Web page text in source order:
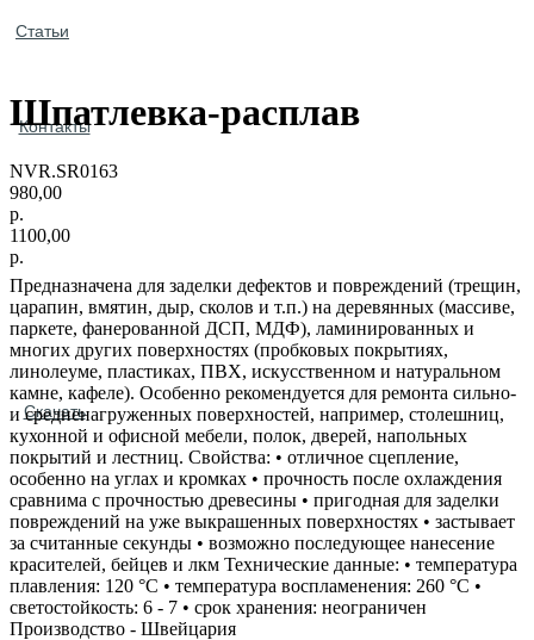
Статьи
Контакты
Скачать
Шпатлевка-расплав
NVR.SR0163
980,00
р.
1100,00
р.
Предназначена для заделки дефектов и повреждений (трещин,
царапин, вмятин, дыр, сколов и т.п.) на деревянных (массиве,
паркете, фанерованной ДСП, МДФ), ламинированных и
многих других поверхностях (пробковых покрытиях,
линолеуме, пластиках, ПВХ, искусственном и натуральном
камне, кафеле). Особенно рекомендуется для ремонта сильно‐
и средненагруженных поверхностей, например, столешниц,
кухонной и офисной мебели, полок, дверей, напольных
покрытий и лестниц. Свойства: • отличное сцепление,
особенно на углах и кромках • прочность после охлаждения
сравнима с прочностью древесины • пригодная для заделки
повреждений на уже выкрашенных поверхностях • застывает
за считанные секунды • возможно последующее нанесение
красителей, бейцев и лкм Технические данные: • температура
плавления: 120 °С • температура воспламенения: 260 °С •
светостойкость: 6 - 7 • срок хранения: неограничен
Производство - Швейцария